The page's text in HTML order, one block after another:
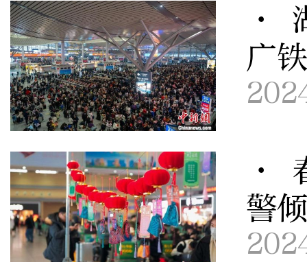
·
广
·
警